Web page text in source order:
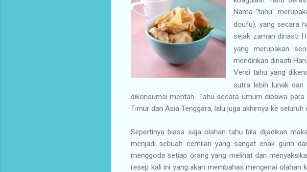
Nama "tahu"
doufu), yang secara
sejak zaman dinasti
yang merupakan
mendirikan dinasti Han.
Versi tahu yang
sutra lebih lunak dan
dikonsumsi mentah. Tahu secara umum dibawa
Timur dan Asia Tenggara, lalu juga akhirnya ke seluruh
Sepertinya biasa saja olahan tahu bila dijadikan
menjadi sebuah cemilan yang sangat enak gurih
menggoda setiap orang yang melihat dan
resep kali ini yang akan membahas mengenai olahan